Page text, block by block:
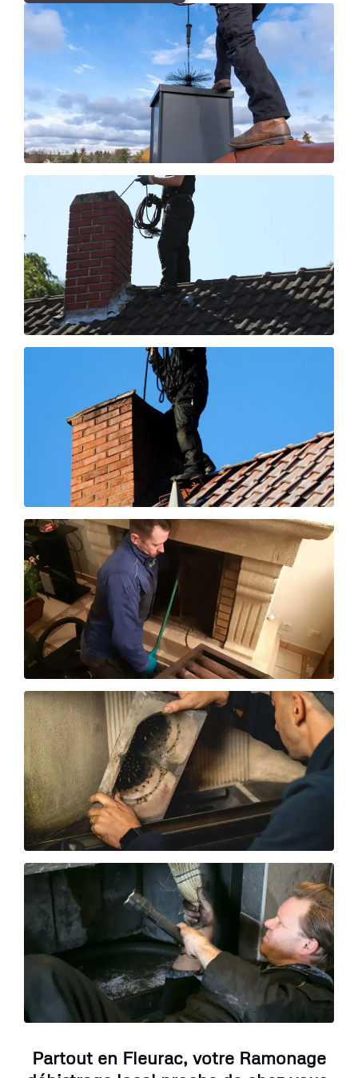
Partout en Fleurac, votre Ramonage